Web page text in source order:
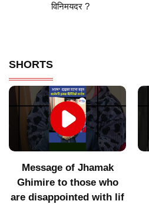
विनिमयदर ?
SHORTS
Message of Jhamak
Ghimire to those who
are disappointed with lif